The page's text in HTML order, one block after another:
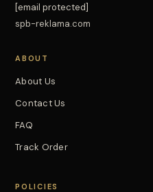
[email protected]
spb-reklama.com
ABOUT
About Us
Contact Us
FAQ
Track Order
POLICIES